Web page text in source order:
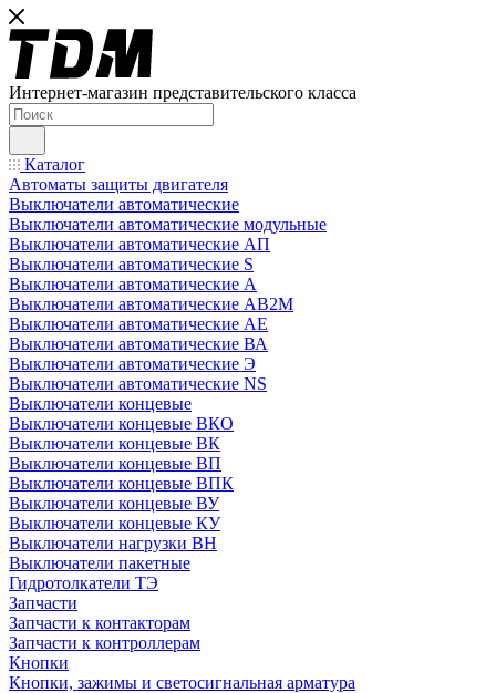
Интернет-магазин представительского класса
Каталог
Автоматы защиты двигателя
Выключатели автоматические
Выключатели автоматические модульные
Выключатели автоматические АП
Выключатели автоматические S
Выключатели автоматические А
Выключатели автоматические АВ2М
Выключатели автоматические АЕ
Выключатели автоматические ВА
Выключатели автоматические Э
Выключатели автоматические NS
Выключатели концевые
Выключатели концевые ВКО
Выключатели концевые ВК
Выключатели концевые ВП
Выключатели концевые ВПК
Выключатели концевые ВУ
Выключатели концевые КУ
Выключатели нагрузки ВН
Выключатели пакетные
Гидротолкатели ТЭ
Запчасти
Запчасти к контакторам
Запчасти к контроллерам
Кнопки
Кнопки, зажимы и светосигнальная арматура